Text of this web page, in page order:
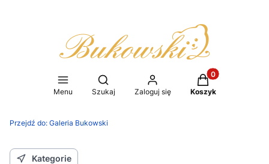
Menu
Otwórz wyszukiwarkę
Szukaj Zaloguj się
Produkty w
Koszyk
Przejdź do: Galeria Bukowski
Kategorie